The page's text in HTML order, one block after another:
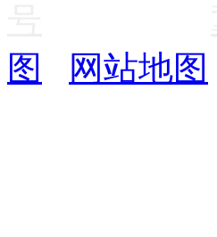
图
网站地图